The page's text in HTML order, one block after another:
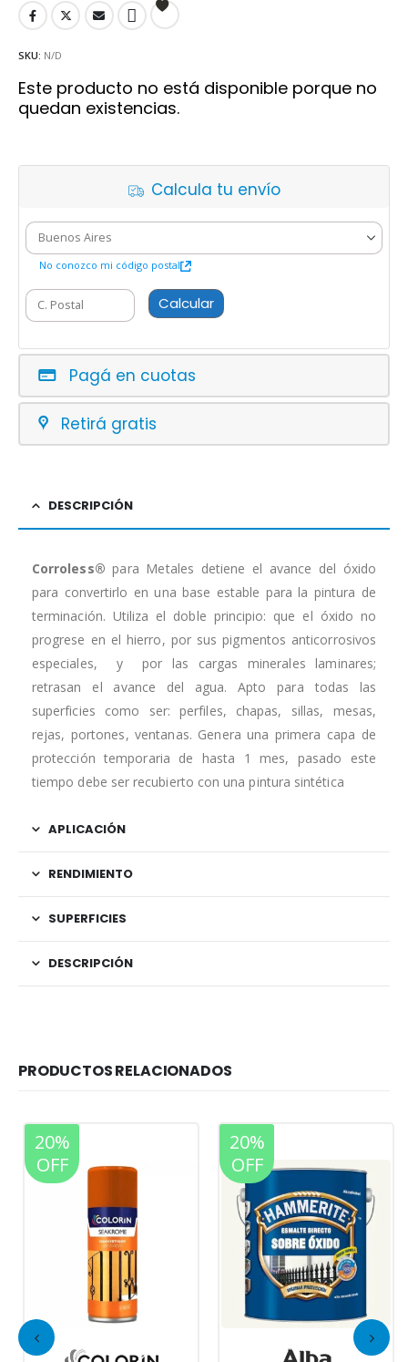
SKU: N/D
Este producto no está disponible porque no
quedan existencias.
Calcula tu envío
No conozco mi código postal
Calcular
Pagá en cuotas
Retirá gratis
DESCRIPCIÓN
Corroless®para Metales detiene el avance del óxido
para convertirlo en una base estable para la pintura de
terminación. Utiliza el doble principio: que el óxido no
progrese en el hierro, por sus pigmentos anticorrosivos
especiales, y por las cargas minerales laminares;
retrasan el avance del agua. Apto para todas las
superficies como ser: perfiles, chapas, sillas, mesas,
rejas, portones, ventanas. Genera una primera capa de
protección temporaria de hasta 1 mes, pasado este
tiempo debe ser recubierto con una pintura sintética
APLICACIÓN
RENDIMIENTO
SUPERFICIES
DESCRIPCIÓN
PRODUCTOS RELACIONADOS
20%
OFF
20%
OFF